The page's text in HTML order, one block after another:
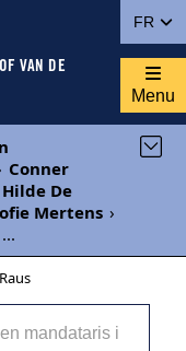
FR
VAN DE
Menu
Conner
Hilde De
Mertens ›
...